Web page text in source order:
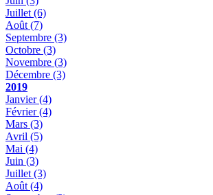
Juillet (6)
Août (7)
Septembre (3)
Octobre (3)
Novembre (3)
Décembre (3)
2019
Janvier(4)
Février(4)
Mars (3)
Avril (5)
Mai (4)
Juin (3)
Juillet (3)
Août (4)